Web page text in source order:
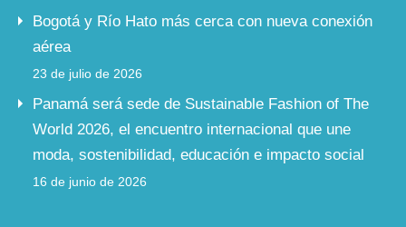
Bogotá y Río Hato más cerca con nueva conexión
aérea
23 de julio de 2026
Panamá será sede de Sustainable Fashion of The
World 2026, el encuentro internacional que une
moda, sostenibilidad, educación e impacto social
16 de junio de 2026